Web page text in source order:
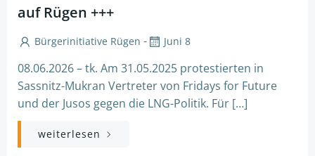
auf Rügen +++
Bürgerinitiative Rügen - Juni 8
08.06.2026 – tk. Am 31.05.2025 protestierten in
Sassnitz-Mukran Vertreter von Fridays for Future
und der Jusos gegen die LNG-Politik. Für […]
weiterlesen